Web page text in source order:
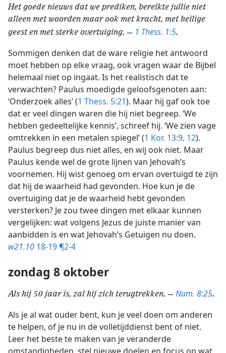
Het goede nieuws dat we prediken, bereikte jullie niet
alleen met woorden maar ook met kracht, met heilige
geest en met sterke overtuiging. — 1 Thess. 1:5.
Sommigen denken dat de ware religie het antwoord
moet hebben op elke vraag, ook vragen waar de Bijbel
helemaal niet op ingaat. Is het realistisch dat te
verwachten? Paulus moedigde geloofsgenoten aan:
‘Onderzoek alles’ (1 Thess. 5:21). Maar hij gaf ook toe
dat er veel dingen waren die hij niet begreep. ‘We
hebben gedeeltelijke kennis’, schreef hij. ‘We zien vage
omtrekken in een metalen spiegel’ (1 Kor. 13:9, 12).
Paulus begreep dus niet alles, en wij ook niet. Maar
Paulus kende wel de grote lijnen van Jehovah’s
voornemen. Hij wist genoeg om ervan overtuigd te zijn
dat hij de waarheid had gevonden. Hoe kun je de
overtuiging dat je de waarheid hebt gevonden
versterken? Je zou twee dingen met elkaar kunnen
vergelijken: wat volgens Jezus de juiste manier van
aanbidden is en wat Jehovah’s Getuigen nu doen.
w21.10 18-19 ¶2-4
zondag 8 oktober
Als hij 50 jaar is, zal hij zich terugtrekken. — Num. 8:25.
Als je al wat ouder bent, kun je veel doen om anderen
te helpen, of je nu in de volletijddienst bent of niet.
Leer het beste te maken van je veranderde
omstandigheden, stel nieuwe doelen en focus op wat